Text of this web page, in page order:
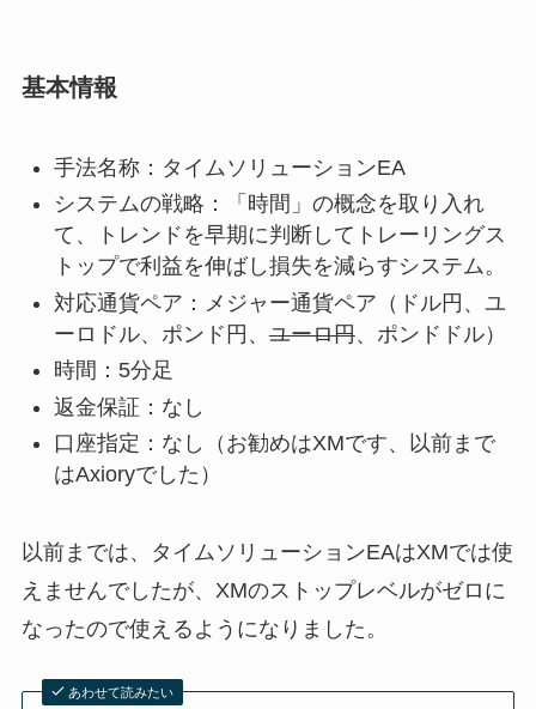
基本情報
手法名称：タイムソリューションEA
システムの戦略：「時間」の概念を取り入れ
て、トレンドを早期に判断してトレーリングス
トップで利益を伸ばし損失を減らすシステム。
対応通貨ペア：メジャー通貨ペア（ドル円、ユ
ーロドル、ポンド円、ユーロ円、ポンドドル）
時間：5分足
返金保証：なし
口座指定：なし（お勧めはXMです、以前まで
はAxioryでした）
以前までは、タイムソリューションEAはXMでは使
えませんでしたが、XMのストップレベルがゼロに
なったので使えるようになりました。
あわせて読みたい